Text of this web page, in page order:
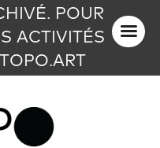
POUR
ACTIVITÉS